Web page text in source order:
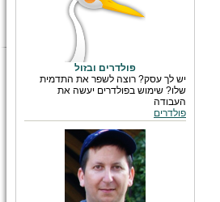
פולדרים ובזול
יש לך עסק? רוצה לשפר את התדמית
שלו? שימוש בפולדרים יעשה את
העבודה
פולדרים